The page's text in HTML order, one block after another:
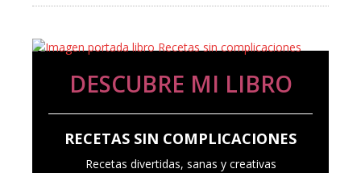
DESCUBRE MI LIBRO
RECETAS SIN COMPLICACIONES
Recetas divertidas, sanas y creativas